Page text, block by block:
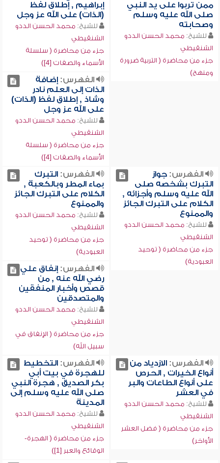
ممن تربوا على يد النبي
صلى الله عليه وسلم
وصحابته
للشيخ: محمد الحسن الددو
الشنقيطي
جزء من محاضرة ( التربية ضرورة
ومنهج)
إبراهيم , إطلاق لفظ
(الذات) على الله عز وجل
للشيخ: محمد الحسن الددو
الشنقيطي
جزء من محاضرة ( سلسلة
الأسماء والصفات [4])
الفهرس:إضافة
الذات إلى العلم نادر
وشاذ , إطلاق لفظ (الذات)
على الله عز وجل
للشيخ: محمد الحسن الددو
الشنقيطي
جزء من محاضرة ( سلسلة
الأسماء والصفات [4])
الفهرس:جواز
التبرك بشخصه صلى
الله عليه وسلم وأجزائه ,
الكلام على التبرك الجائز
والممنوع
للشيخ: محمد الحسن الددو
الشنقيطي
جزء من محاضرة ( توحيد
العبودية)
الفهرس:التبرك
بماء المطر وبالكعبة ,
الكلام على التبرك الجائز
والممنوع
للشيخ: محمد الحسن الددو
الشنقيطي
جزء من محاضرة ( توحيد
العبودية)
الفهرس:إنفاق علي
رضي الله عنه , من
قصص وأخبار المنفقين
والمتصدقين
للشيخ: محمد الحسن الددو
الشنقيطي
جزء من محاضرة ( الإنفاق في
سبيل الله)
الفهرس:الازدياد من
أنواع الخيرات , الحرص
على أنواع الطاعات والبر
في العشر
للشيخ: محمد الحسن الددو
الشنقيطي
جزء من محاضرة ( فضل العشر
الأواخر)
الفهرس:التخطيط
للهجرة في بيت أبي
بكر الصديق , هجرة النبي
صلى الله عليه وسلم إلى
المدينة
للشيخ: محمد الحسن الددو
الشنقيطي
جزء من محاضرة ( الهجرة-
الوقائع والعبر [1])